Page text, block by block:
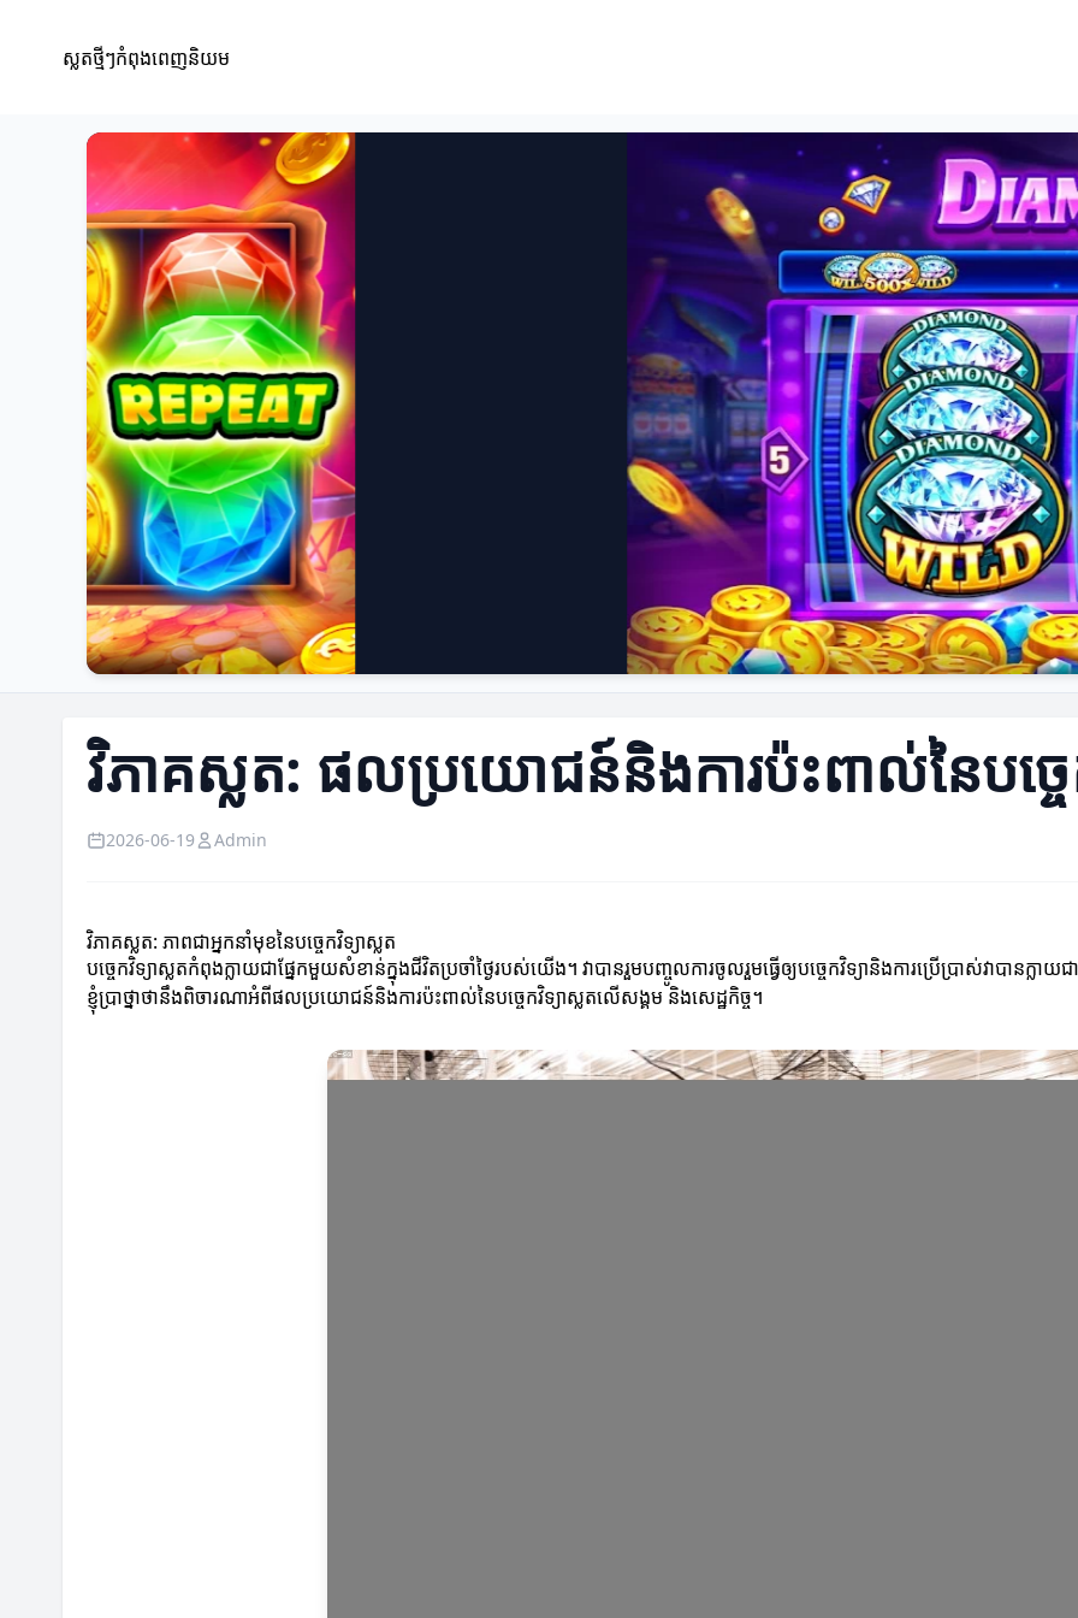
ស្លតថ្មីៗកំពុងពេញនិយម
វិភាគស្លត: ផលប្រយោជន៍និងការប៉ះពាល់នៃបច្ចេ
2026-06-19 Admin
វិភាគស្លត: ភាពជាអ្នកនាំមុខនៃបច្ចេកវិទ្យាស្លត
បច្ចេកវិទ្យាស្លតកំពុងក្លាយជាផ្នែកមួយសំខាន់ក្នុងជីវិតប្រចាំថ្ងៃរបស់យើង។ វាបានរួមបញ្ចូលការចូលរួមធ្វើឲ្យបច្ចេកវិទ្យានិងការប្រើប្រាស់វាបាន
ខ្ញុំប្រាថ្នាថានឹងពិចារណាអំពីផលប្រយោជន៍និងការប៉ះពាល់នៃបច្ចេកវិទ្យាស្លតលើសង្គម និងសេដ្ឋកិច្ច។